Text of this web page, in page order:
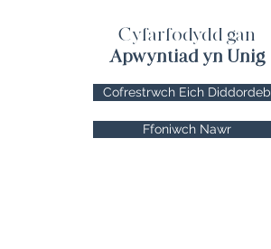
Cyfarfodydd gan
Apwyntiad yn Unig
Cofrestrwch Eich Diddordeb
Ffoniwch Nawr